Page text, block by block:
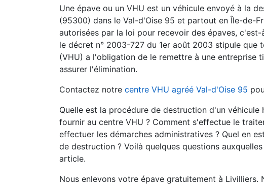
Une épave ou un VHU est un véhicule envoyé à la
(95300) dans le Val-d'Oise 95 et partout en Île-de-
autorisées par la loi pour recevoir des épaves,
le décret n° 2003-727 du 1er août 2003 stipule que
(VHU) a l'obligation de le remettre à une entreprise
assurer l'élimination.
Contactez notre centre VHU agréé Val-d'Oise 95
Quelle est la procédure de destruction d'un véhicule
fournir au centre VHU ? Comment s'effectue le
effectuer les démarches administratives ? Quel en
de destruction ? Voilà quelques questions
article.
Nous enlevons votre épave gratuitement à Livilliers.